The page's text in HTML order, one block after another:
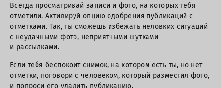
Всегда просматривай записи и фото, на которых тебя
отметили. Активируй опцию одобрения публикаций с
отметками. Так, ты сможешь избежать неловких ситуаций
с неудачными фото, неприятными шутками
и рассылками.
Если тебя беспокоит снимок, на котором есть ты, но нет
отметки, поговори с человеком, который разместил фото,
и попроси его удалить публикацию.